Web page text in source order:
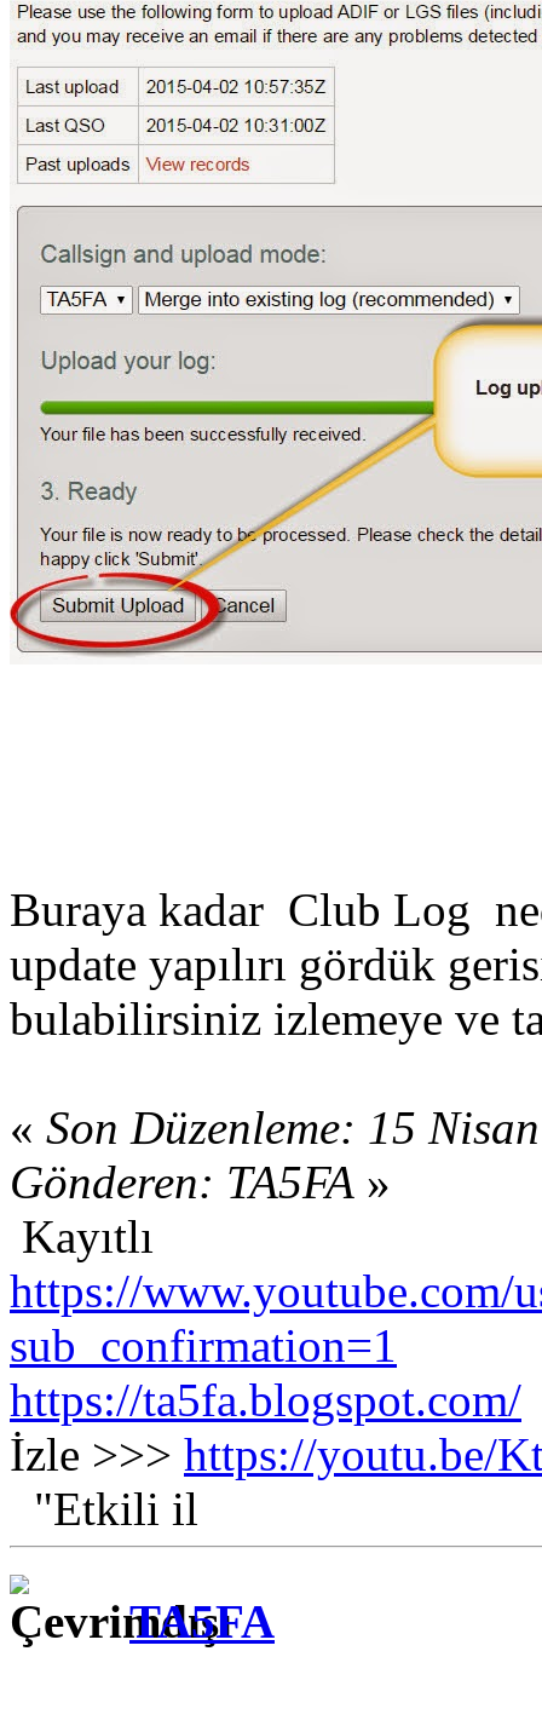
Buraya kadar Club Log
update yapılırı gördük
bulabilirsiniz izlemeye ve
« Son Düzenleme: 15
Gönderen: TA5FA »
Kayıtlı
https://www.youtube.com/
sub_confirmation=1
https://ta5fa.blogspot.com/
İzle >>> https://youtu.be/
"Etkili il
TA5FA